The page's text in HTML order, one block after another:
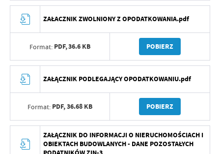
ZAŁACZNIK ZWOLNIONY Z OPODATKOWANIA.pdf
Format: PDF,36.6 KB POBIERZ
ZAŁĄCZNIK PODLEGAJĄCY OPODATKOWANIU.pdf
Format: PDF,36.68 KB POBIERZ
ZAŁĄCZNIK DO INFORMACJI O NIERUCHOMOŚCIACH I
OBIEKTACH BUDOWLANYCH - DANE POZOSTAŁYCH